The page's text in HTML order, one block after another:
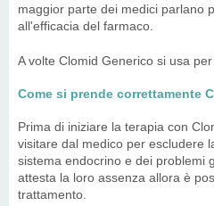
maggior parte dei medici parlano
all'efficacia del farmaco.
A volte Clomid Generico si usa
Come si prende correttamente
Prima di iniziare la terapia con
visitare dal medico per escludere
sistema endocrino e dei problemi
attesta la loro assenza allora è
trattamento.